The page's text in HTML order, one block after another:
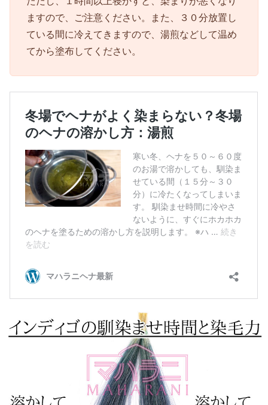
ますので、ご注意ください。また、３０分放置し
ている間に冷えてきますので、湯煎などして温め
てから塗布してください。